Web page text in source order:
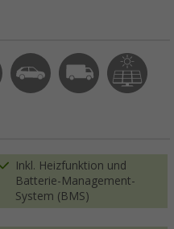
Inkl. Heizfunktion und
Batterie-Management-
System (BMS)